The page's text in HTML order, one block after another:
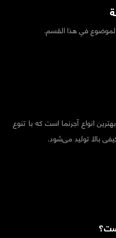
الموضوع في هذا القسم.
انواع آجرنما است که با تنوع
بالا تولید می‌شود.